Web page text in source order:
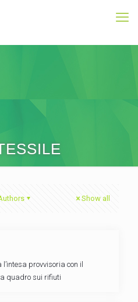
Show all
provvisoria con il
quadro sui rifiuti